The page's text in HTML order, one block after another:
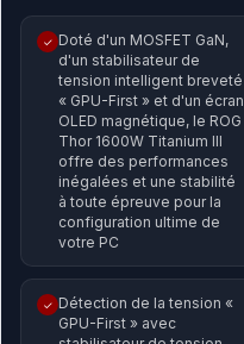
✓ Doté d'un MOSFET GaN,
d'un stabilisateur de
tension intelligent breveté
« GPU-First » et d'un écran
OLED magnétique, le ROG
Thor 1600W Titanium III
offre des performances
inégalées et une stabilité
à toute épreuve pour la
configuration ultime de
votre PC
✓ Détection de la tension «
GPU-First » avec